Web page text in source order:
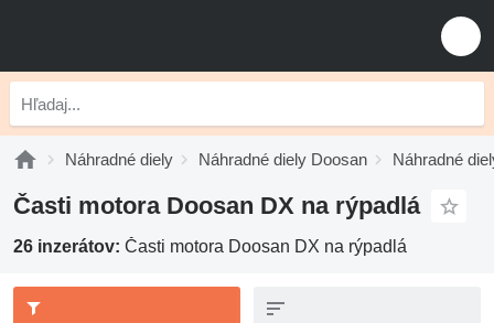
Náhradné diely Náhradné diely Doosan Náhradné
Časti motora Doosan DX na rýpadlá
26 inzerátov: Časti motora Doosan DX na rýpadlá